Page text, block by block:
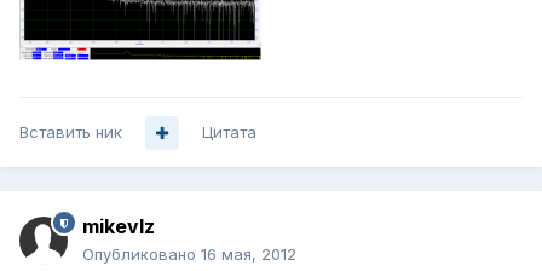
Вставить ник Цитата
mikevlz
Опубликовано 16 мая, 2012